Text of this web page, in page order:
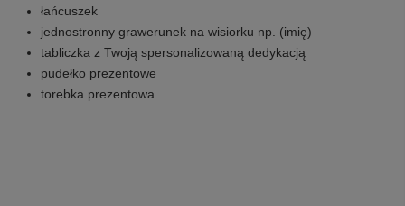
łańcuszek
jednostronny grawerunek na wisiorku np. (imię)
tabliczka z Twoją spersonalizowaną dedykacją
pudełko prezentowe
torebka prezentowa